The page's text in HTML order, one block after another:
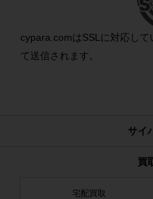
cypara.comはSSLに対応し
て送信されます。
サイ
買
宅配買取